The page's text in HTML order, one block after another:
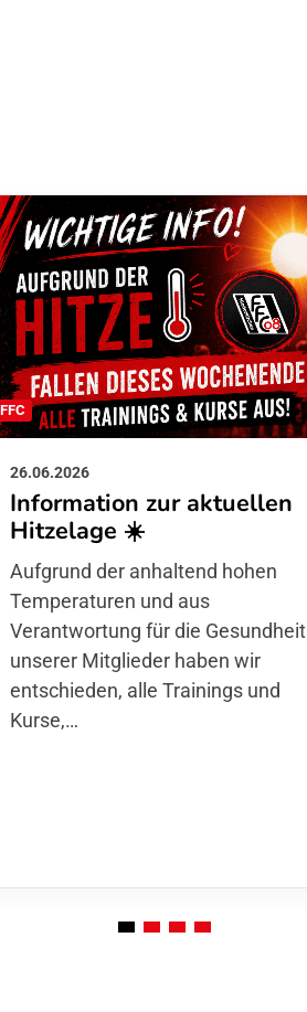
FFC
26.06.2026
Information zur aktuellen
Hitzelage ☀️
Aufgrund der anhaltend hohen
Temperaturen und aus
Verantwortung für die Gesundheit
unserer Mitglieder haben wir
entschieden, alle Trainings und
Kurse,…